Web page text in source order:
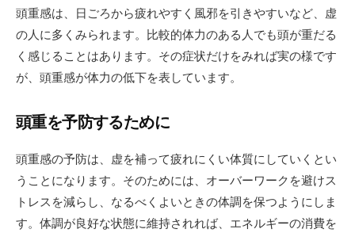
頭重感は、日ごろから疲れやすく風邪を引きやすいなど、虚
の人に多くみられます。比較的体力のある人でも頭が重だる
く感じることはあります。その症状だけをみれば実の様です
が、頭重感が体力の低下を表しています。
頭重を予防するために
頭重感の予防は、虚を補って疲れにくい体質にしていくとい
うことになります。そのためには、オーバーワークを避けス
トレスを減らし、なるべくよいときの体調を保つようにしま
す。体調が良好な状態に維持されれば、エネルギーの消費を